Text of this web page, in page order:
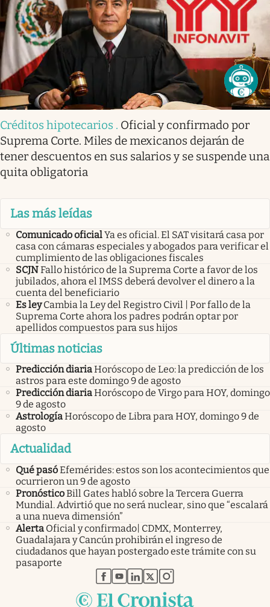
Créditos hipotecarios . Oficial y confirmado por
Suprema Corte. Miles de mexicanos dejarán de
tener descuentos en sus salarios y se suspende una
quita obligatoria
Las más leídas
Comunicado oficialYa es oficial. El SAT visitará casa por
casa con cámaras especiales y abogados para verificar el
cumplimiento de las obligaciones fiscales
SCJNFallo histórico de la Suprema Corte a favor de los
jubilados, ahora el IMSS deberá devolver el dinero a la
cuenta del beneficiario
Es ley Cambia la Ley del Registro Civil | Por fallo de la
Suprema Corte ahora los padres podrán optar por
apellidos compuestos para sus hijos
Últimas noticias
Predicción diariaHoróscopo de Leo: la predicción de los
astros para este domingo 9 de agosto
Predicción diariaHoróscopo de Virgo para HOY, domingo
9 de agosto
AstrologíaHoróscopo de Libra para HOY, domingo 9 de
agosto
Actualidad
Qué pasóEfemérides: estos son los acontecimientos que
ocurrieron un 9 de agosto
PronósticoBill Gates habló sobre la Tercera Guerra
Mundial. Advirtió que no será nuclear, sino que “escalará
a una nueva dimensión”
Alerta Oficial y confirmado| CDMX, Monterrey,
Guadalajara y Cancún prohibirán el ingreso de
ciudadanos que hayan postergado este trámite con su
pasaporte
abre en nueva pestaña
abre en nueva pestaña
abre en nueva pestaña
abre en nueva pestaña
abre en nueva pestaña